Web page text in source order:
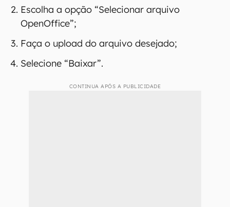
No site PDF Converter
Você pode acessar o site PDF Converter para
em PDF. Confira o passo a passo: